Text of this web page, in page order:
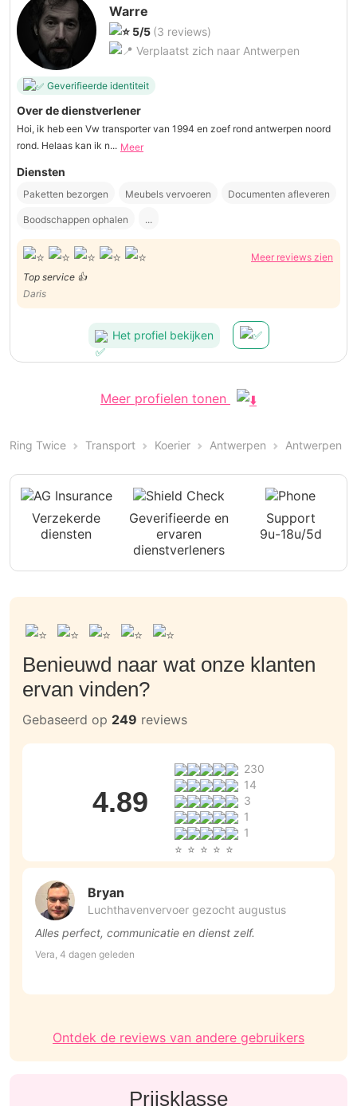
Warre
5/5 (3 reviews)
Verplaatst zich naar Antwerpen
Geverifieerde identiteit
Over de dienstverlener
Hoi, ik heb een Vw transporter van 1994 en zoef rond antwerpen noord
rond. Helaas kan ik n... Meer
Diensten
Paketten bezorgen Meubels vervoeren Documenten afleveren
Boodschappen ophalen ...
Meer reviews zien
Top service 👍
Daris
Het profiel bekijken
Meer profielen tonen
Ring Twice Transport Koerier Antwerpen Antwerpen
Verzekerde
diensten
Geverifieerde en
ervaren
dienstverleners
Support
9u-18u/5d
Benieuwd naar wat onze klanten
ervan vinden?
Gebaseerd op 249 reviews
4.89
230
14
3
1
1
Bryan
Luchthavenvervoer gezocht augustus
Alles perfect, communicatie en dienst zelf.
Vera, 4 dagen geleden
Ontdek de reviews van andere gebruikers
Prijsklasse